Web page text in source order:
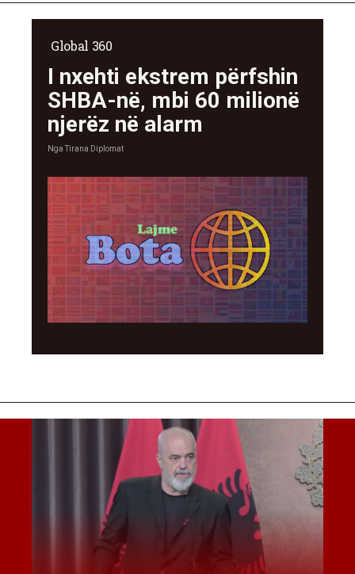
Global 360
I nxehti ekstrem përfshin
SHBA-në, mbi 60 milionë
njerëz në alarm
NgaTirana Diplomat